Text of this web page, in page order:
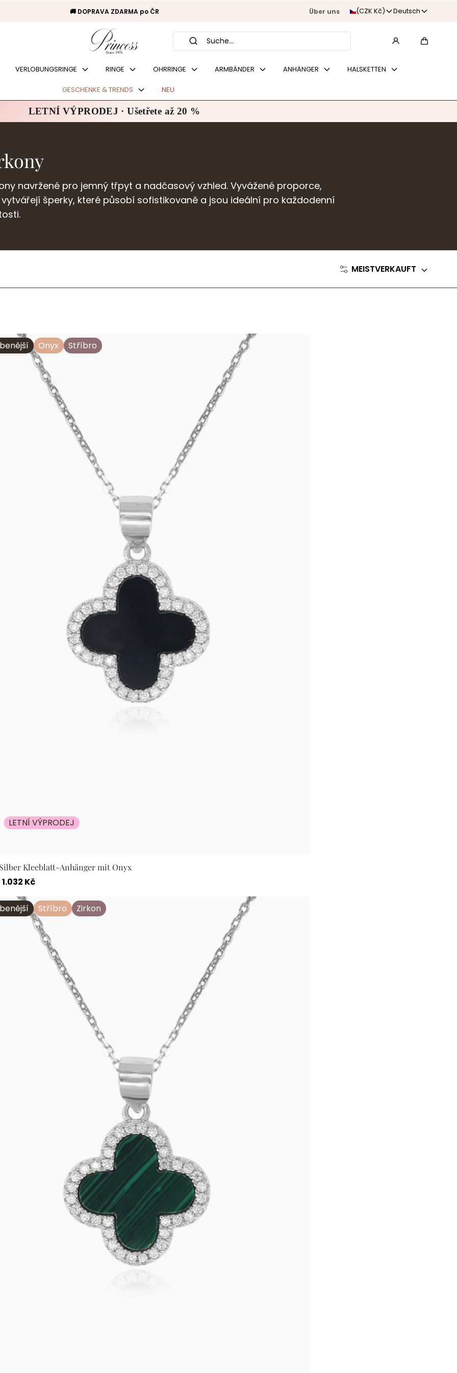
🚚 DOPRAVA ZDARMA po ČR
Erhalten Sie Updates zu neuen Kollektionen,
Nachrichten von Princess
Über uns (CZK Kč)
Deutsch
Suche
VERLOBUNGSRINGE RINGE OHRRINGE ARMBÄNDER ANHÄNGER HALSKETTEN
GESCHENKE & TRENDS NEU
LETNÍ VÝPRODEJ · Ušetřete až 20 %
navržené pro jemný třpyt a nadčasový vzhled. Vyvážené proporce,
šperky, které působí sofistikovaně a jsou ideální pro každodenní
MEISTVERKAUFT
Onyx Stříbro
LETNÍ VÝPRODEJ
Kleeblatt-Anhänger mit Onyx
Kleeblatt-Anhänger mit Onyx
Verkaufspreis
1.032 Kč
Stříbro Zirkon
Kleeblatt-Anhänger mit grünem Achat